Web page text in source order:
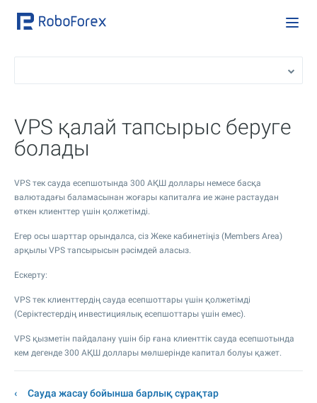
VPS қалай тапсырыс беруге
болады
VPS тек сауда есепшотында 300 АҚШ доллары немесе басқа
валютадағы баламасынан жоғары капиталға ие және растаудан
өткен клиенттер үшін қолжетімді.
Егер осы шарттар орындалса, сіз Жеке кабинетіңіз (Members Area)
арқылы VPS тапсырысын рәсімдей аласыз.
Ескерту:
VPS тек клиенттердің сауда есепшоттары үшін қолжетімді
(Серіктестердің инвестициялық есепшоттары үшін емес).
VPS қызметін пайдалану үшін бір ғана клиенттік сауда есепшотында
кем дегенде 300 АҚШ доллары мөлшерінде капитал болуы қажет.
Сауда жасау бойынша барлық сұрақтар